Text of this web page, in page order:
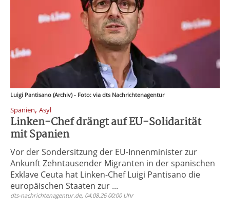
Luigi Pantisano (Archiv) - Foto: via dts Nachrichtenagentur
Spanien, Asyl
Linken-Chef drängt auf EU-Solidarität
mit Spanien
Vor der Sondersitzung der EU-Innenminister zur
Ankunft Zehntausender Migranten in der spanischen
Exklave Ceuta hat Linken-Chef Luigi Pantisano die
europäischen Staaten zur ...
dts-nachrichtenagentur.de, 04.08.26 00:00 Uhr